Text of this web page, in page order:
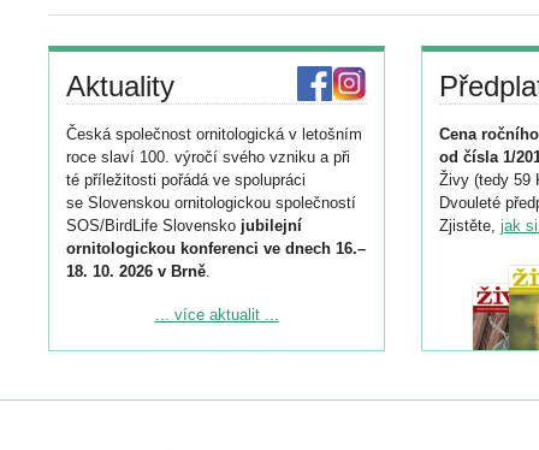
Aktuality
Česká společnost ornitologická v letošním
roce slaví 100. výročí svého vzniku a při
té příležitosti pořádá ve spolupráci
se Slovenskou ornitologickou společností
SOS/BirdLife Slovensko jubilejní
ornitologickou konferenci ve dnech 16.–
18. 10. 2026 v Brně.
Podrobnější informace ke konferenci
Registrovat se můžete do 6. září.
... více aktualit ...
Cena
od čísla 1/
Živy (tedy 59
Dvouleté
Zjistěte, jak